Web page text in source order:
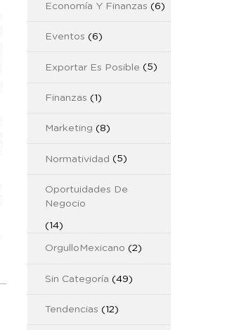
Economía Y Finanzas (6)
Eventos (6)
Exportar Es Posible (5)
Finanzas (1)
Marketing (8)
Normatividad (5)
Oportuidades De
Negocio
(14)
OrgulloMexicano (2)
Sin Categoría (49)
Tendencias (12)